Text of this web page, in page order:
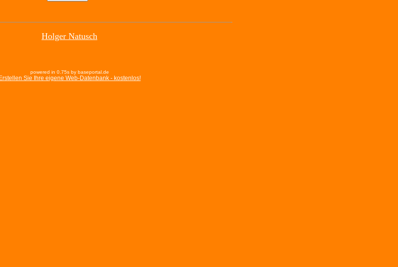
Holger Natusch
powered in 0.75s by baseportal.de
Erstellen Sie Ihre eigene Web-Datenbank - kostenlos!